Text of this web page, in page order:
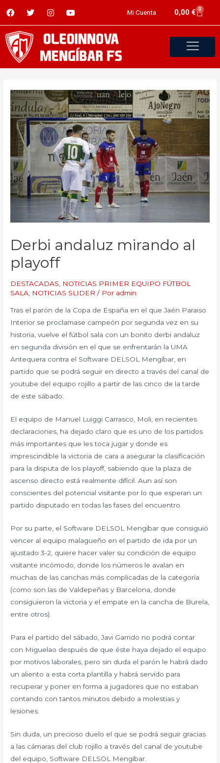
Mi Cuenta 0,00 € 0
Derbi andaluz mirando al
playoff
DESTACADAS
NOTICIAS PRIMER EQUIPO FÚTBOL
SALA
NOTICIAS SLIDER / Por admin
Tras el parón de la Copa de España en el que Jaén Paraiso
Interior se proclamase campeón por segunda vez en su
historia, vuelve el fútbol sala con un bonito derbi andaluz
en segunda división en el que se enfrentarán la UMA
Antequera contra el Software DELSOL Mengíbar, en
partido que se podrá seguir en directo a través del canal de
youtube del equipo rojillo a partir de las cinco de la tarde
de este sábado.
El equipo de Manuel Luiggi Carrasco, Moli, en recientes
declaraciones, ha dejado claro que es uno de los partidos
más importantes que les toca jugar y donde es
imprescindible la victoria de cara a asegurar la clasificación
para la disputa de los playoff, sabiendo que la plaza de
ascenso directo está realmente difícil. Aun así son
conscientes del potencial visitante por lo que esperan un
partido disputado en todas las fases del encuentro.
Por su parte, el Software DELSOL Mengíbar que consiguió
vencer al equipo malagueño en el partido de ida por un
ajustado 3-2, quiere hacer valer su condición de equipo
visitante incómodo, donde los números le avalan en
muchas de las canchas más complicadas de la categoría
(como son las de Valdepeñas y Barcelona, donde
consiguieron la victoria y el empate en la cancha de Burela,
entre otros).
Para el partido del sábado, Javi Garrido no podrá contar
con Miguelao después de que éste haya dejado el equipo
por motivos laborales, pero sin duda el parón le habrá dado
un aliento a esta corta plantilla y habrá servido para
recuperar y poner en forma a jugadores que no estaban
contando con tantos minutos debido a molestias y
lesiones.
Sin duda, un precioso duelo el que se podrá seguir gracias
a las cámaras del club rojillo a través del canal de youtube
del equipo, Software DELSOL Mengíbar.